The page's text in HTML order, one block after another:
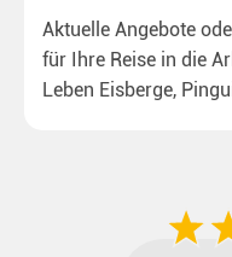
Aktuelle Angebote
für Ihre Reise in die
Leben Eisberge,